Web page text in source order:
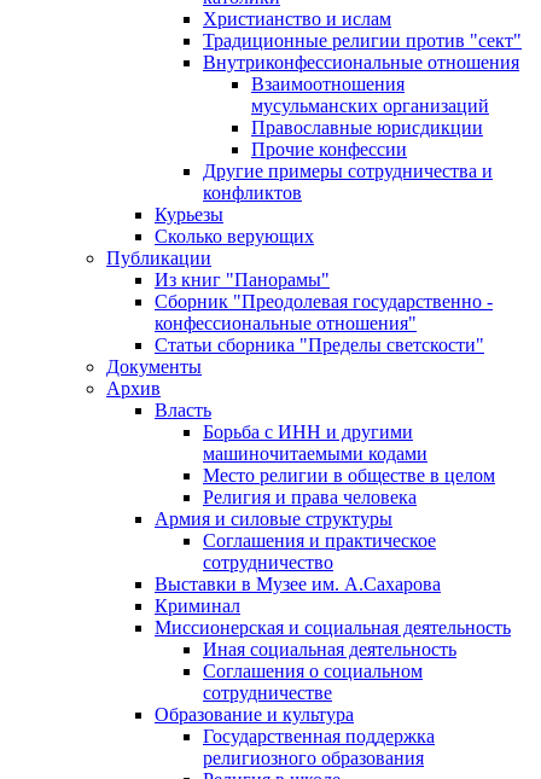
Христианство и ислам
Традиционные религии против "сект"
Внутриконфессиональные отношения
Взаимоотношения
мусульманских организаций
Православные юрисдикции
Прочие конфессии
Другие примеры сотрудничества и
конфликтов
Курьезы
Сколько верующих
Публикации
Из книг "Панорамы"
Сборник "Преодолевая государственно -
конфессиональные отношения"
Статьи сборника "Пределы светскости"
Документы
Архив
Власть
Борьба с ИНН и другими
машиночитаемыми кодами
Место религии в обществе в целом
Религия и права человека
Армия и силовые структуры
Соглашения и практическое
сотрудничество
Выставки в Музее им. А.Сахарова
Криминал
Миссионерская и социальная деятельность
Иная социальная деятельность
Соглашения о социальном
сотрудничестве
Образование и культура
Государственная поддержка
религиозного образования